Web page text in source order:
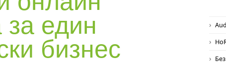
за един
бизнес